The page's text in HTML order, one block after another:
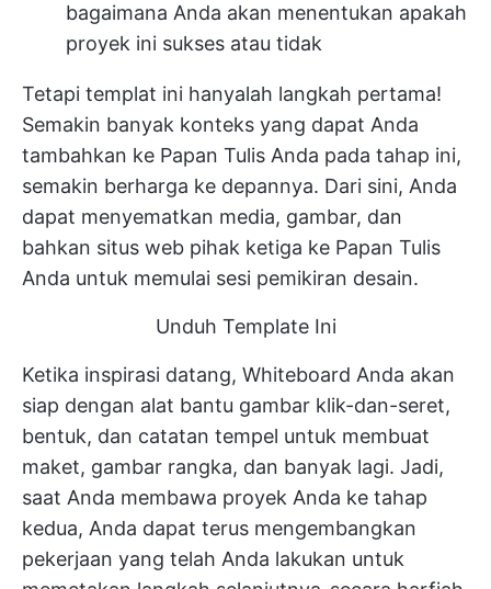
bagaimana Anda akan menentukan apakah
proyek ini sukses atau tidak
Tetapi templat ini hanyalah langkah pertama!
Semakin banyak konteks yang dapat Anda
tambahkan ke Papan Tulis Anda pada tahap ini,
semakin berharga ke depannya. Dari sini, Anda
dapat menyematkan media, gambar, dan
bahkan situs web pihak ketiga ke Papan Tulis
Anda untuk memulai sesi pemikiran desain.
Unduh Template Ini
Ketika inspirasi datang, Whiteboard Anda akan
siap dengan alat bantu gambar klik-dan-seret,
bentuk, dan catatan tempel untuk membuat
maket, gambar rangka, dan banyak lagi. Jadi,
saat Anda membawa proyek Anda ke tahap
kedua, Anda dapat terus mengembangkan
pekerjaan yang telah Anda lakukan untuk